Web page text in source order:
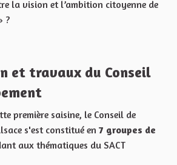
la vision et l’ambition citoyenne de
?
et travaux du Conseil
première saisine, le Conseil de
s'est constitué en 7 groupes de
aux thématiques du SACT